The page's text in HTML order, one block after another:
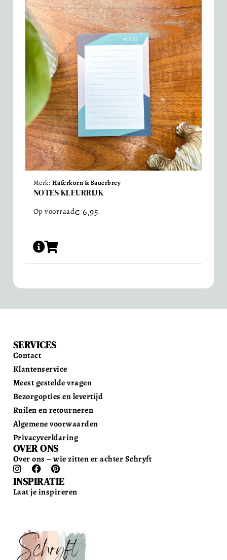
Merk: Haferkorn & Sauerbrey
NOTES KLEURRIJK
Op voorraad€ 6,95
SERVICES
Contact
Klantenservice
Meest gestelde vragen
Bezorgopties en levertijd
Ruilen en retourneren
Algemene voorwaarden
Privacyverklaring
OVER ONS
Over ons – wie zitten er achter Schryft
INSPIRATIE
Laat je inspireren